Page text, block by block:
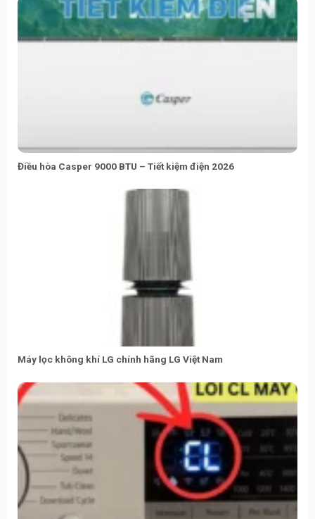
Điều hòa Casper 9000 BTU – Tiết kiệm điện 2026
Máy lọc không khí LG chính hãng LG Việt Nam